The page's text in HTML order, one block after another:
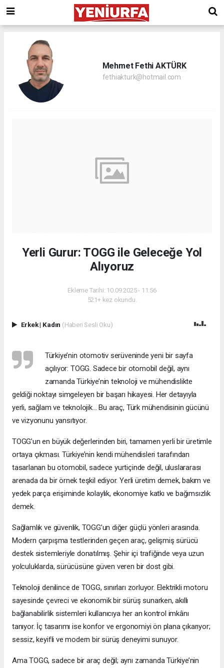
Mehmet Fethi AKTÜRK
fethiakturk@hotmail.com
Yerli Gurur: TOGG ile Geleceğe Yol
Alıyoruz
Ekleme Tarihi: 10.09.2025 - 11:56
521+ kez okundu.
Erkek| Kadın (Haberi Sesli Oku)
Türkiye’nin otomotiv serüveninde yeni bir sayfa
açılıyor: TOGG. Sadece bir otomobil değil, aynı
zamanda Türkiye’nin teknoloji ve mühendislikte
geldiği noktayı simgeleyen bir başarı hikayesi. Her detayıyla
yerli, sağlam ve teknolojik… Bu araç, Türk mühendisinin gücünü
ve vizyonunu yansıtıyor.
TOGG’un en büyük değerlerinden biri, tamamen yerli bir üretimle
ortaya çıkması. Türkiye’nin kendi mühendisleri tarafından
tasarlanan bu otomobil, sadece yurtiçinde değil, uluslararası
arenada da bir örnek teşkil ediyor. Yerli üretim demek, bakım ve
yedek parça erişiminde kolaylık, ekonomiye katkı ve bağımsızlık
demek.
Sağlamlık ve güvenlik, TOGG’un diğer güçlü yönleri arasında.
Modern çarpışma testlerinden geçen araç, gelişmiş sürücü
destek sistemleriyle donatılmış. Şehir içi trafiğinde veya uzun
yolculuklarda, sürücüsüne güven veren bir dost gibi.
Teknoloji denilince de TOGG, sınırları zorluyor. Elektrikli motoru
sayesinde çevreci ve ekonomik bir sürüş sunarken, akıllı
bağlanabilirlik sistemleri kullanıcıya her an kontrol imkânı
tanıyor. İç tasarımı ise konfor ve ergonomiyi ön plana çıkarıyor;
sessiz, keyifli ve modern bir sürüş deneyimi sunuyor.
Ama TOGG, sadece bir araç değil; aynı zamanda Türkiye’nin